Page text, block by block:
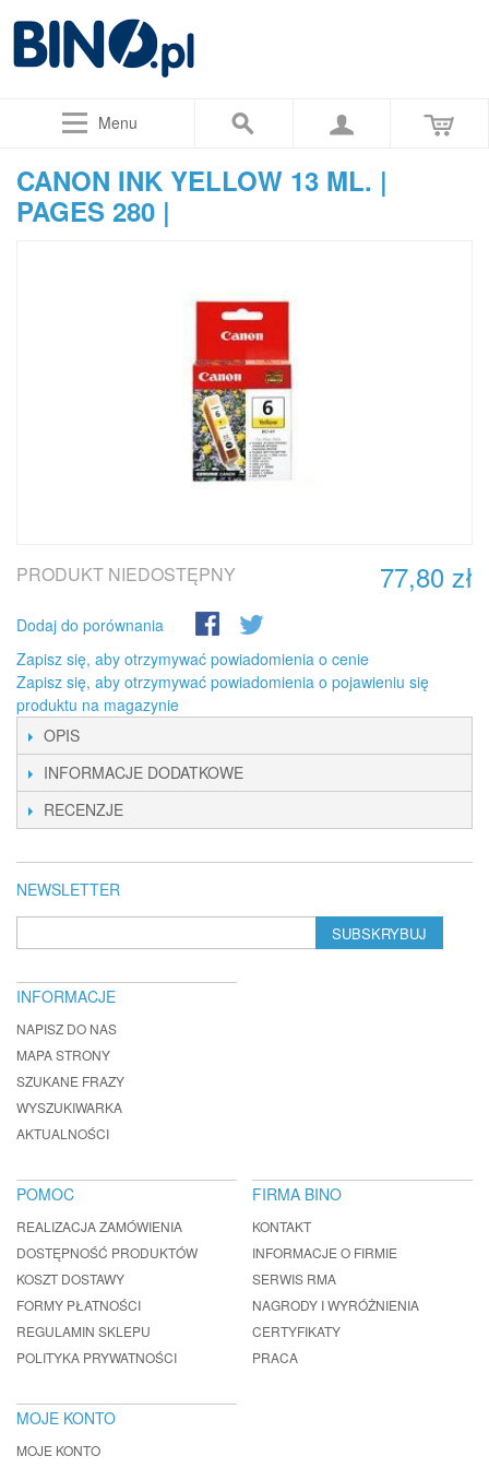
Menu
CANON INK YELLOW 13 ML. |
PAGES 280 |
77,80 zł
PRODUKT NIEDOSTĘPNY
Dodaj do porównania
Zapisz się, aby otrzymywać powiadomienia o cenie
Zapisz się, aby otrzymywać powiadomienia o pojawieniu się
produktu na magazynie
OPIS
INFORMACJE DODATKOWE
RECENZJE
NEWSLETTER
SUBSKRYBUJ
INFORMACJE
NAPISZ DO NAS
MAPA STRONY
SZUKANE FRAZY
WYSZUKIWARKA
AKTUALNOŚCI
POMOC
REALIZACJA ZAMÓWIENIA
DOSTĘPNOŚĆ PRODUKTÓW
KOSZT DOSTAWY
FORMY PŁATNOŚCI
REGULAMIN SKLEPU
POLITYKA PRYWATNOŚCI
FIRMA BINO
KONTAKT
INFORMACJE O FIRMIE
SERWIS RMA
NAGRODY I WYRÓŻNIENIA
CERTYFIKATY
PRACA
MOJE KONTO
MOJE KONTO